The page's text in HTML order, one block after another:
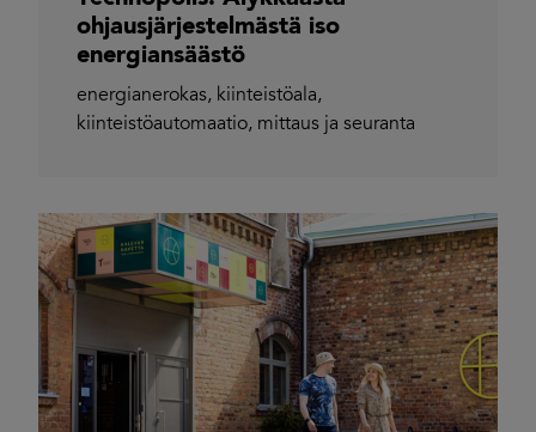
ohjausjärjestelmästä iso
energiansäästö
energianerokas, kiinteistöala,
kiinteistöautomaatio, mittaus ja seuranta